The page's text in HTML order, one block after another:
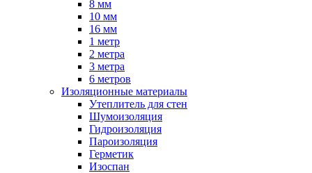
8 мм
10 мм
16 мм
1 метр
2 метра
3 метра
6 метров
Изоляционные материалы
Утеплитель для стен
Шумоизоляция
Гидроизоляция
Пароизоляция
Герметик
Изоспан